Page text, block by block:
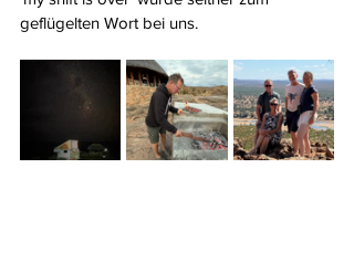
geflügelten Wort bei uns.